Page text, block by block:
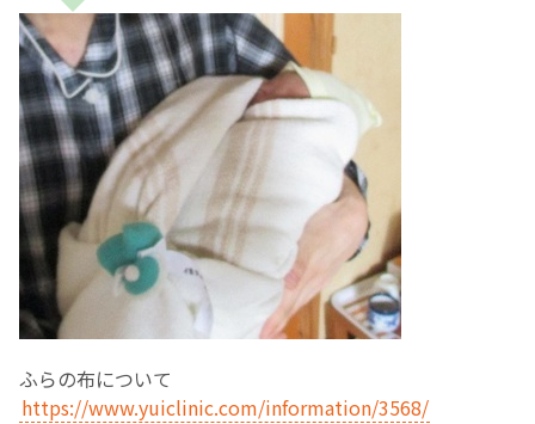
ふらの布について
https://www.yuiclinic.com/information/3568/